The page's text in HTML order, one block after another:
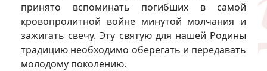
принято вспоминать погибших в самой
кровопролитной войне минутой молчания и
зажигать свечу. Эту святую для нашей Родины
традицию необходимо оберегать и передавать
молодому поколению.